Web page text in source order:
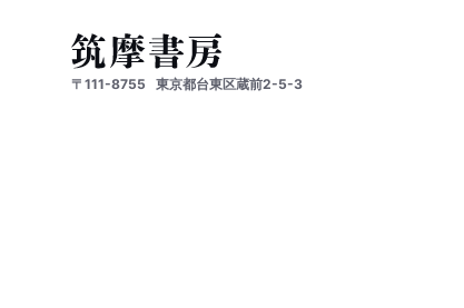
〒111-8755 東京都台東区蔵前2-5-3